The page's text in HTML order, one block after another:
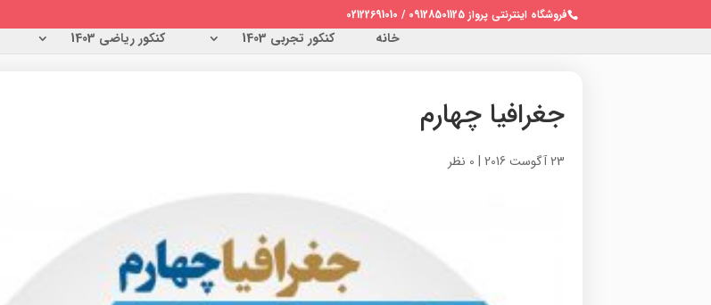
فروشگاه اینترنتی پرواز 09128501125 / 02122691010
خانه کنکور تجربی 1403 کنکور ریاضی 1403
جغرافیا چهارم
23 آگوست 2016 | 0 نظر